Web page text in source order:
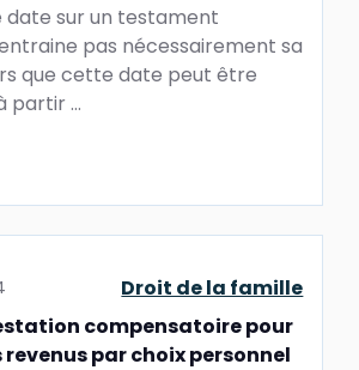
date sur un testament
pas nécessairement sa
que cette date peut être
partir ...
Droit de la famille
compensatoire pour
revenus par choix personnel